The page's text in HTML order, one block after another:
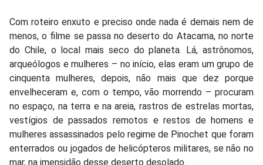
Com roteiro enxuto e preciso onde nada é demais nem de
menos, o filme se passa no deserto do Atacama, no norte
do Chile, o local mais seco do planeta. Lá, astrônomos,
arqueólogos e mulheres – no início, elas eram um grupo de
cinquenta mulheres, depois, não mais que dez porque
envelheceram e, com o tempo, vão morrendo – procuram
no espaço, na terra e na areia, rastros de estrelas mortas,
vestígios de passados remotos e restos de homens e
mulheres assassinados pelo regime de Pinochet que foram
enterrados ou jogados de helicópteros militares, se não no
mar, na imensidão desse deserto desolado.